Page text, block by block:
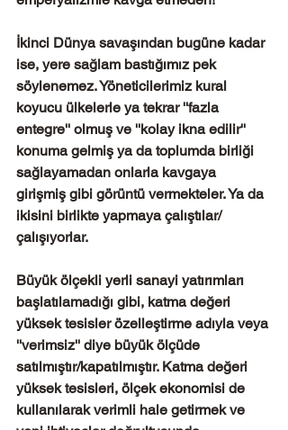
İkinci Dünya savaşından bugüne kadar
ise, yere sağlam bastığımız pek
söylenemez. Yöneticilerimiz kural
koyucu ülkelerle ya tekrar ''fazla
entegre'' olmuş ve ''kolay ikna edilir''
konuma gelmiş ya da toplumda birliği
sağlayamadan onlarla kavgaya
girişmiş gibi görüntü vermekteler. Ya da
ikisini birlikte yapmaya çalıştılar/
çalışıyorlar.
Büyük ölçekli yerli sanayi yatırımları
başlatılamadığı gibi, katma değeri
yüksek tesisler özelleştirme adıyla veya
''verimsiz'' diye büyük ölçüde
satılmıştır/kapatılmıştır. Katma değeri
yüksek tesisleri, ölçek ekonomisi de
kullanılarak verimli hale getirmek ve